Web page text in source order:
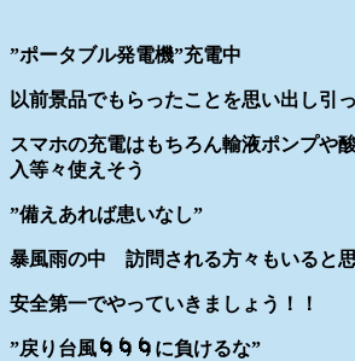
”ポータブル発電機”充電中
以前景品でもらったことを思い出し引
スマホの充電はもちろん輸液ポンプや
入等々使えそう
”備えあれば患いなし”
暴風雨の中 訪問される方々もいると
安全第一でやっていきましょう！！
”戻り台風🌀🌀🌀に負けるな”